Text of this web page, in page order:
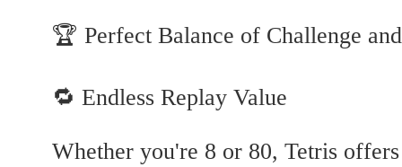
🏆 Perfect Balance of Challenge
🔁 Endless Replay Value
Whether you're 8 or 80, Tetris